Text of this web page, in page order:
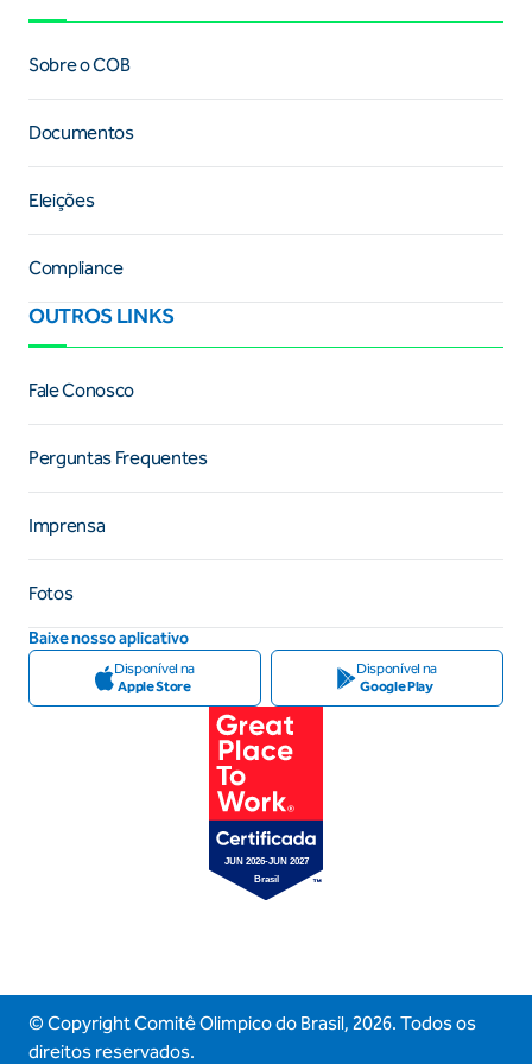
Sobre o COB
Documentos
Eleições
Compliance
OUTROS LINKS
Fale Conosco
Perguntas Frequentes
Imprensa
Fotos
Baixe nosso aplicativo
Disponível na
Apple Store
Disponível na
Google Play
© Copyright Comitê Olimpico do Brasil, 2026. Todos os
direitos reservados.